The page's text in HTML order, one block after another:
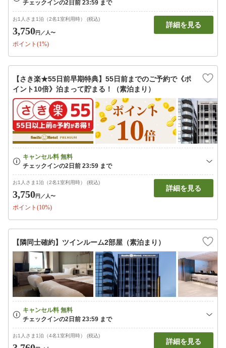
お1人さま1泊（2名1室利用時） (税込)
3,750円 ／人〜
ポイント(1%)
詳細を見る
【さき楽★55日前早期特典】55日前までのご予約で《ポ
イント10倍》泊まって貯まる！（素泊まり）
お1人さま1泊（2名1室利用時） (税込)
3,750円 ／人〜
ポイント(10%)
詳細を見る
【隣同士確約】ツインルーム2部屋（素泊まり）
お1人さま1泊（4名1室利用時） (税込)
詳細を見る